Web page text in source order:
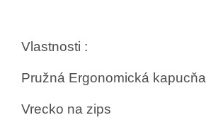
Vlastnosti :
Pružná Ergonomická kapucňa
Vrecko na zips